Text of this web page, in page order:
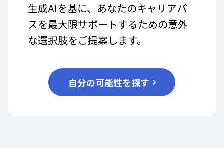
生成AIを基に、あなたのキャリアパ
スを最大限サポートするための意外
な選択肢をご提案します。
自分の可能性を探す